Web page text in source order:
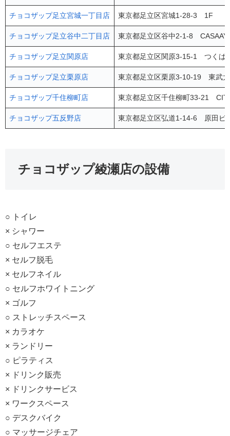
チョコザップ足立宮城一丁目店 東京都足立区宮城1-28-3 1F
チョコザップ足立谷中二丁目店 東京都足立区谷中2-1-8
チョコザップ足立関原店 東京都足立区関原3-15-1 つく
チョコザップ足立栗原店 東京都足立区栗原3-10-19 東武
チョコザップ千住柳町店 東京都足立区千住柳町33-21
チョコザップ五反野店 東京都足立区弘道1-14-6 原田
チョコザップ綾瀬店の設備
○ トイレ
× シャワー
○ セルフエステ
× セルフ脱毛
× セルフネイル
○ セルフホワイトニング
× ゴルフ
○ ストレッチスペース
× カラオケ
× ランドリー
○ ピラティス
× ドリンク販売
× ドリンクサービス
× ワークスペース
○ デスクバイク
○ マッサージチェア